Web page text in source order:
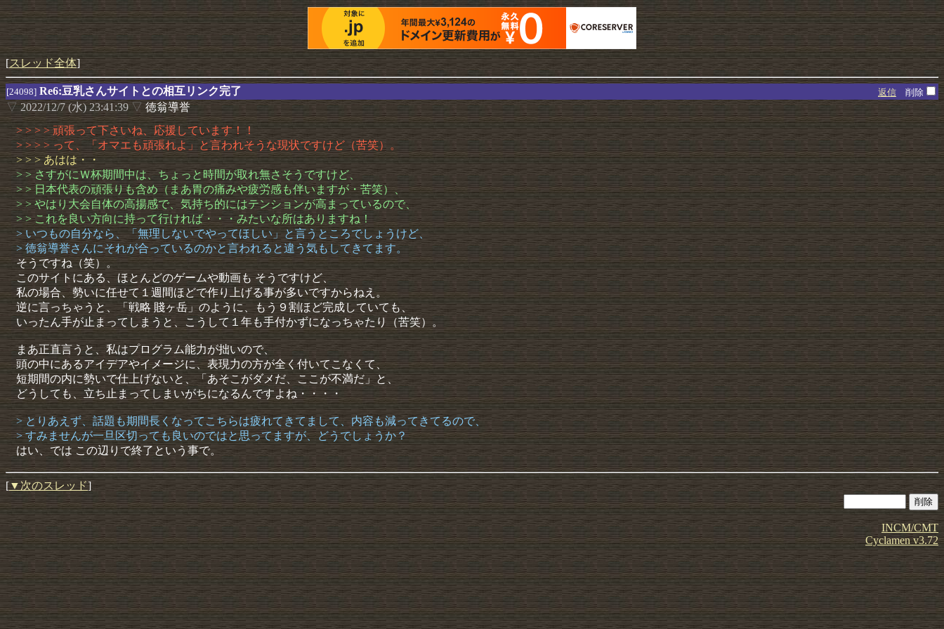
[スレッド全体]
[24098] Re6:豆乳さんサイトとの相互リンク完了 返信 削除
▽ 2022/12/7 (水) 23:41:39▽ 徳翁導誉
> > > > 頑張って下さいね、応援しています！！
> > > > って、「オマエも頑張れよ」と言われそうな現状ですけど（苦笑）。
> > > あはは・・
> > さすがにＷ杯期間中は、ちょっと時間が取れ無さそうですけど、
> > 日本代表の頑張りも含め（まあ胃の痛みや疲労感も伴いますが・苦笑）、
> > やはり大会自体の高揚感で、気持ち的にはテンションが高まっているので、
> > これを良い方向に持って行ければ・・・みたいな所はありますね！
> いつもの自分なら、「無理しないでやってほしい」と言うところでしょうけど、
> 徳翁導誉さんにそれが合っているのかと言われると違う気もしてきてます。
そうですね（笑）。
このサイトにある、ほとんどのゲームや動画も そうですけど、
私の場合、勢いに任せて１週間ほどで作り上げる事が多いですからねえ。
逆に言っちゃうと、「戦略 賤ヶ岳」のように、もう９割ほど完成していても、
いったん手が止まってしまうと、こうして１年も手付かずになっちゃたり（苦笑）。
まあ正直言うと、私はプログラム能力が拙いので、
頭の中にあるアイデアやイメージに、表現力の方が全く付いてこなくて、
短期間の内に勢いで仕上げないと、「あそこがダメだ、ここが不満だ」と、
どうしても、立ち止まってしまいがちになるんですよね・・・・
> とりあえず、話題も期間長くなってこちらは疲れてきてまして、内容も減ってきてるので、
> すみませんが一旦区切っても良いのではと思ってますが、どうでしょうか？
はい、では この辺りで終了という事で。
[▼次のスレッド]
INCM/CMT
Cyclamen v3.72